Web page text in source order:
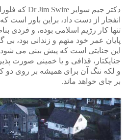
انفجار از دست داد، براین باور است
تنها کار رژیم اسلامی بوده، و فردی
پایان عمر خود متهم و زندانی بود،
این جنایتی است که پیش بینی می
جنایکتار، قذافی و یا خمینی صورت
و لکه ننگ آن برای همیشه بر روی دو
بر جای خواهد ماند.